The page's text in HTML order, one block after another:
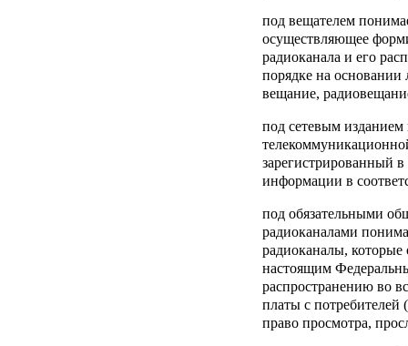
под вещателем
осуществляющее
радиоканала и его
порядке на основании
вещание,
под сетевым изданием
зарегистрированный в
информации в
под обязательными
радиоканалами
радиоканалы, которые
настоящим
распространению во
платы с потребителей
право просмотра,